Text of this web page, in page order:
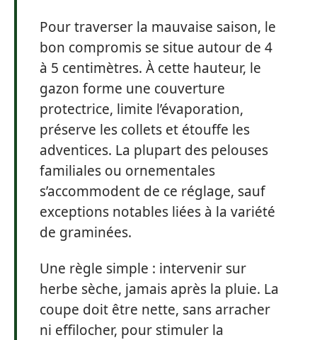
Pour traverser la mauvaise saison, le
bon compromis se situe autour de 4
à 5 centimètres. À cette hauteur, le
gazon forme une couverture
protectrice, limite l’évaporation,
préserve les collets et étouffe les
adventices. La plupart des pelouses
familiales ou ornementales
s’accommodent de ce réglage, sauf
exceptions notables liées à la variété
de graminées.
Une règle simple : intervenir sur
herbe sèche, jamais après la pluie. La
coupe doit être nette, sans arracher
ni effilocher, pour stimuler la